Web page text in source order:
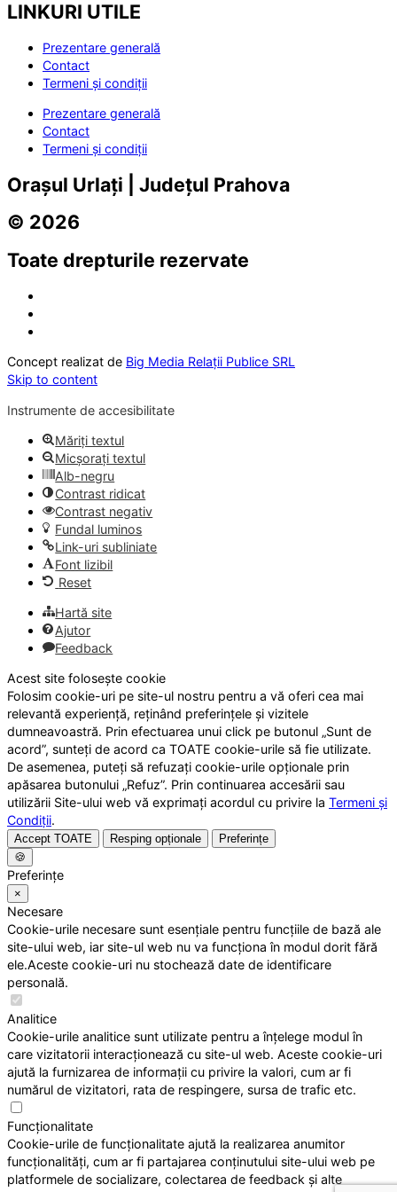
LINKURI UTILE
Prezentare generală
Contact
Termeni și condiții
Prezentare generală
Contact
Termeni și condiții
Orașul Urlați | Județul Prahova
© 2026
Toate drepturile rezervate
Concept realizat de Big Media Relații Publice SRL
Skip to content
Instrumente de accesibilitate
Măriți textul
Micșorați textul
Alb-negru
Contrast ridicat
Contrast negativ
Fundal luminos
Link-uri subliniate
Font lizibil
Reset
Hartă site
Ajutor
Feedback
Acest site folosește cookie
Folosim cookie-uri pe site-ul nostru pentru a vă oferi cea mai
relevantă experiență, reținând preferințele și vizitele
dumneavoastră. Prin efectuarea unui click pe butonul „Sunt de
acord”, sunteți de acord ca TOATE cookie-urile să fie utilizate.
De asemenea, puteți să refuzați cookie-urile opționale prin
apăsarea butonului „Refuz”. Prin continuarea accesării sau
utilizării Site-ului web vă exprimați acordul cu privire la Termeni și
Condiții.
Accept TOATE Resping opționale
Preferințe
🍪
Preferințe
×
Necesare
Cookie-urile necesare sunt esențiale pentru funcțiile de bază ale
site-ului web, iar site-ul web nu va funcționa în modul dorit fără
ele.Aceste cookie-uri nu stochează date de identificare
personală.
Analitice
Cookie-urile analitice sunt utilizate pentru a înțelege modul în
care vizitatorii interacționează cu site-ul web. Aceste cookie-uri
ajută la furnizarea de informații cu privire la valori, cum ar fi
numărul de vizitatori, rata de respingere, sursa de trafic etc.
Funcționalitate
Cookie-urile de funcționalitate ajută la realizarea anumitor
funcționalități, cum ar fi partajarea conținutului site-ului web pe
platformele de socializare, colectarea de feedback și alte